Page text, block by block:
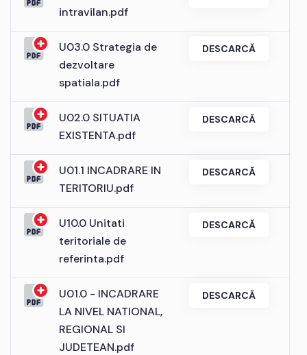
intravilan.pdf
U03.0 Strategia de
dezvoltare
spatiala.pdf
DESCARCĂ
U02.0 SITUATIA
EXISTENTA.pdf
DESCARCĂ
U01.1 INCADRARE IN
TERITORIU.pdf
DESCARCĂ
U10.0 Unitati
teritoriale de
referinta.pdf
DESCARCĂ
U01.0 - INCADRARE
LA NIVEL NATIONAL,
REGIONAL SI
JUDETEAN.pdf
DESCARCĂ